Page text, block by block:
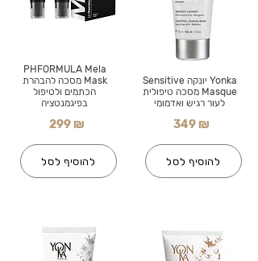
PHFORMULA Mela
Mask מסכה להבהרת
הכתמים ולטיפול
בפיגמנטציה
299 ₪
להוסיף לסל
Yonka יונקה Sensitive
Masque מסכה טיפולית
לעור רגיש ואדמומי
349 ₪
להוסיף לסל